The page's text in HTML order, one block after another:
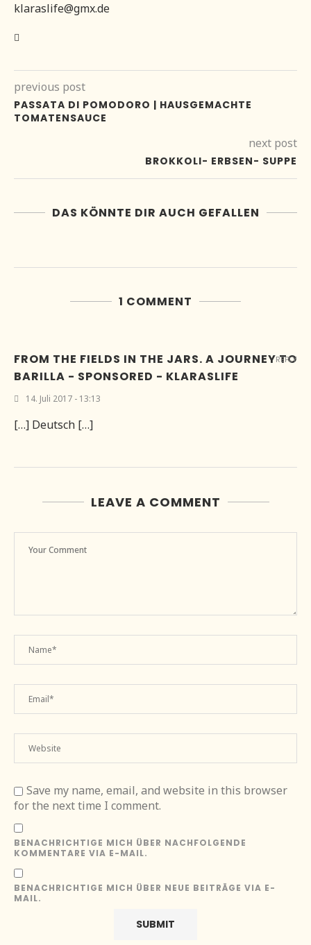
klaraslife@gmx.de
previous post
PASSATA DI POMODORO | HAUSGEMACHTE
TOMATENSAUCE
next post
BROKKOLI- ERBSEN- SUPPE
DAS KÖNNTE DIR AUCH GEFALLEN
1 COMMENT
FROM THE FIELDS IN THE JARS. A JOURNEY TO
BARILLA - SPONSORED - KLARASLIFE
14. Juli 2017 - 13:13
[…] Deutsch […]
REPLY
LEAVE A COMMENT
Save my name, email, and website in this browser
for the next time I comment.
BENACHRICHTIGE MICH ÜBER NACHFOLGENDE
KOMMENTARE VIA E-MAIL.
BENACHRICHTIGE MICH ÜBER NEUE BEITRÄGE VIA E-
MAIL.